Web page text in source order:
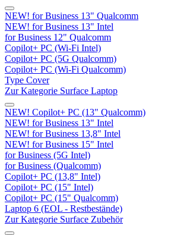
NEW! for Business 13" Qualcomm
NEW! for Business 13" Intel
for Business 12" Qualcomm
Copilot+ PC (Wi-Fi Intel)
Copilot+ PC (5G Qualcomm)
Copilot+ PC (Wi-Fi Qualcomm)
Type Cover
Zur Kategorie Surface Laptop
NEW! Copilot+ PC (13" Qualcomm)
NEW! for Business 13" Intel
NEW! for Business 13,8" Intel
NEW! for Business 15" Intel
for Business (5G Intel)
for Business (Qualcomm)
Copilot+ PC (13,8" Intel)
Copilot+ PC (15" Intel)
Copilot+ PC (15" Qualcomm)
Laptop 6 (EOL - Restbestände)
Zur Kategorie Surface Zubehör